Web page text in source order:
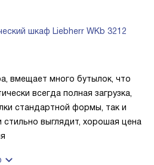
шкаф Liebherr WKb 3212
вмещает много бутылок, что
всегда полная загрузка,
стандартной формы, так и
выглядит, хорошая цена